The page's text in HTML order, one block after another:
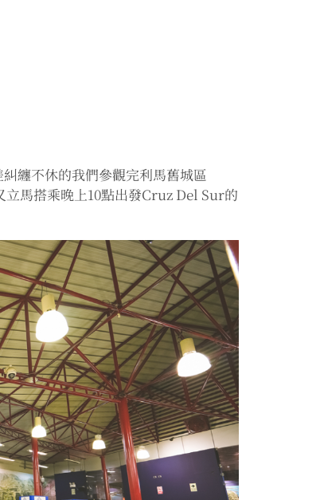
纏不休的我們參觀完利馬舊城區
馬搭乘晚上10點出發Cruz Del Sur的